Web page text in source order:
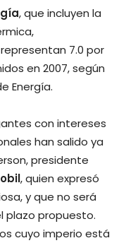
, que incluyen la
7.0 por
en 2007, según
Energía.
con intereses
han salido ya
presidente
, quien expresó
y que no será
plazo propuesto.
cuyo imperio está